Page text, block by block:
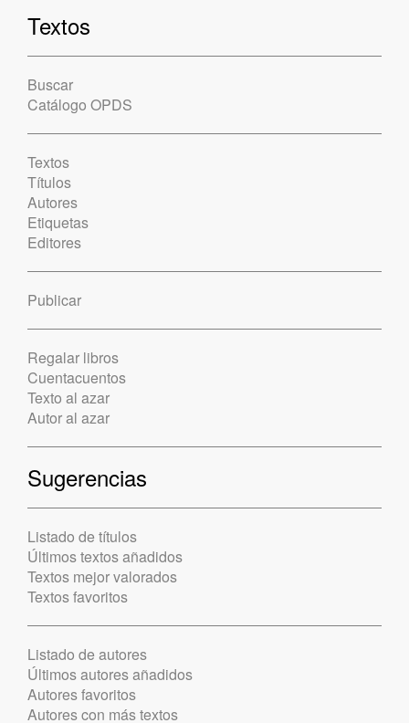
Textos
Buscar
Catálogo OPDS
Textos
Títulos
Autores
Etiquetas
Editores
Publicar
Regalar libros
Cuentacuentos
Texto al azar
Autor al azar
Sugerencias
Listado de títulos
Últimos textos añadidos
Textos mejor valorados
Textos favoritos
Listado de autores
Últimos autores añadidos
Autores favoritos
Autores con más textos